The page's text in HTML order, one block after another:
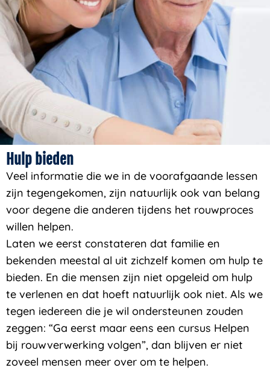
Hulp bieden
Veel informatie die we in de voorafgaande lessen
zijn tegengekomen, zijn natuurlijk ook van belang
voor degene die anderen tijdens het rouwproces
willen helpen.
Laten we eerst constateren dat familie en
bekenden meestal al uit zichzelf komen om hulp te
bieden. En die mensen zijn niet opgeleid om hulp
te verlenen en dat hoeft natuurlijk ook niet. Als we
tegen iedereen die je wil ondersteunen zouden
zeggen: “Ga eerst maar eens een cursus Helpen
bij rouwverwerking volgen”, dan blijven er niet
zoveel mensen meer over om te helpen.